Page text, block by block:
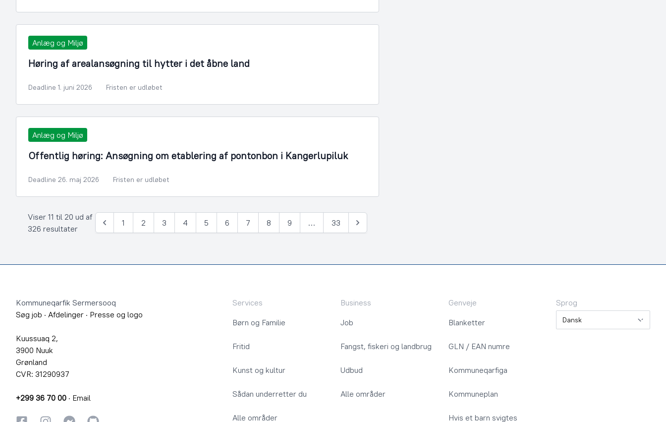
Anlæg og Miljø
Høring af arealansøgning til hytter i det åbne land
Deadline 1. juni 2026 Fristen er udløbet
Anlæg og Miljø
Offentlig høring: Ansøgning om etablering af pontonbon i Kangerlupiluk
Deadline 26. maj 2026 Fristen er udløbet
Viser 11 til 20 ud af
326 resultater
Forrige
1 2 3 4 5 6 7 8 9 … 33
Næste
Kommuneqarfik Sermersooq
Søg job · Afdelinger · Presse og logo
Kuussuaq 2,
3900 Nuuk
Grønland
CVR: 31290937
+299 36 70 00 · Email
Services
Børn og Familie
Fritid
Kunst og kultur
Sådan underretter du
Alle områder
Business
Job
Fangst, fiskeri og landbrug
Udbud
Alle områder
Genveje
Blanketter
GLN / EAN numre
Kommuneqarfiga
Kommuneplan
Hvis et barn svigtes
Sprog
Sprog